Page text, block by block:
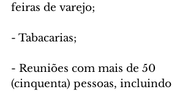
feiras de varejo;
- Tabacarias;
- Reuniões com mais de 50
(cinquenta) pessoas, incluindo